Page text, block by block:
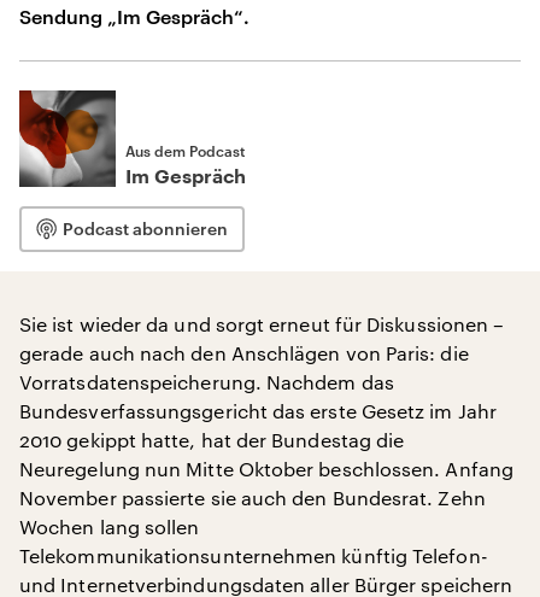
Sendung „Im Gespräch“.
Aus dem Podcast
Im Gespräch
Podcast abonnieren
Sie ist wieder da und sorgt erneut für Diskussionen –
gerade auch nach den Anschlägen von Paris: die
Vorratsdatenspeicherung. Nachdem das
Bundesverfassungsgericht das erste Gesetz im Jahr
2010 gekippt hatte, hat der Bundestag die
Neuregelung nun Mitte Oktober beschlossen. Anfang
November passierte sie auch den Bundesrat. Zehn
Wochen lang sollen
Telekommunikationsunternehmen künftig Telefon-
und Internetverbindungsdaten aller Bürger speichern